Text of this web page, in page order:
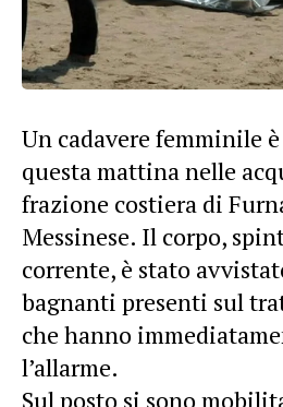
Un cadavere femminile
questa mattina nelle
frazione costiera di
Messinese. Il corpo,
corrente, è stato
bagnanti presenti sul
che hanno
l’allarme.
Sul posto si sono